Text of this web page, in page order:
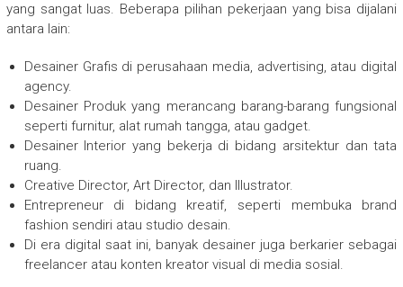
yang sangat luas. Beberapa pilihan pekerjaan yang bisa dijalani
antara lain:
Desainer Grafis di perusahaan media, advertising, atau digital
agency.
Desainer Produk yang merancang barang-barang fungsional
seperti furnitur, alat rumah tangga, atau gadget.
Desainer Interior yang bekerja di bidang arsitektur dan tata
ruang.
Creative Director, Art Director, dan Illustrator.
Entrepreneur di bidang kreatif, seperti membuka brand
fashion sendiri atau studio desain.
Di era digital saat ini, banyak desainer juga berkarier sebagai
freelancer atau konten kreator visual di media sosial.